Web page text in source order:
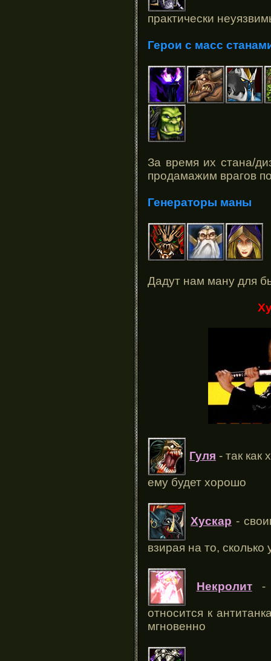
практически
Герои с масс
За время их стана/
продамажим врагов
Генераторы маны
Дадут нам ману для
Гуля - так как
ему будет хорошо
Хускар -
взирая на то, сколько
Некролит-
относится к
мгновенно